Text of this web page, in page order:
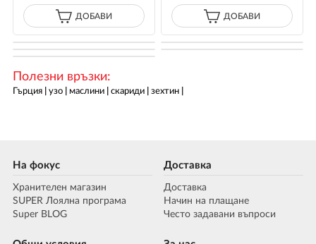
ДОБАВИ ДОБАВИ
Полезни връзки:
Гърция узо маслини скариди зехтин
На фокус
Хранителен магазин
SUPER Лоялна програма
Super BLOG
Доставка
Доставка
Начин на плащане
Често задавани въпроси